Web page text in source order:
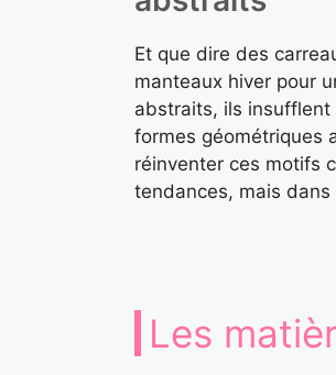
Et que dire des
manteaux hiver pour
abstraits, ils
formes géométriques
réinventer ces motifs
tendances, mais
Les